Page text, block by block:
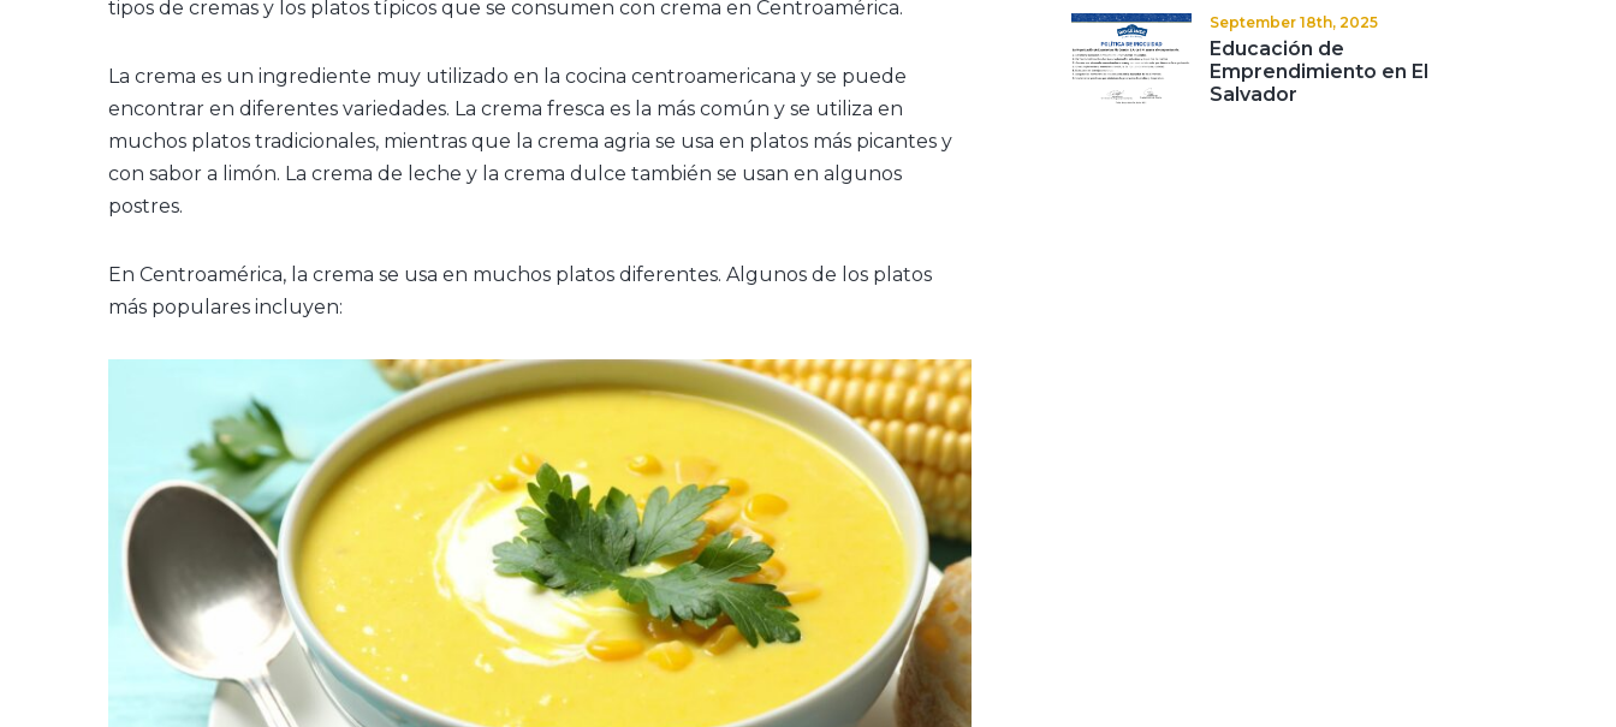
tipos de cremas y los platos típicos que se consumen con crema en Centroamérica.
La crema es un ingrediente muy utilizado en la cocina centroamericana y se puede
encontrar en diferentes variedades. La crema fresca es la más común y se utiliza en
muchos platos tradicionales, mientras que la crema agria se usa en platos más picantes y
con sabor a limón. La crema de leche y la crema dulce también se usan en algunos
postres.
En Centroamérica, la crema se usa en muchos platos diferentes. Algunos de los platos
más populares incluyen:
September 18th, 2025
Educación de
Emprendimiento en El
Salvador